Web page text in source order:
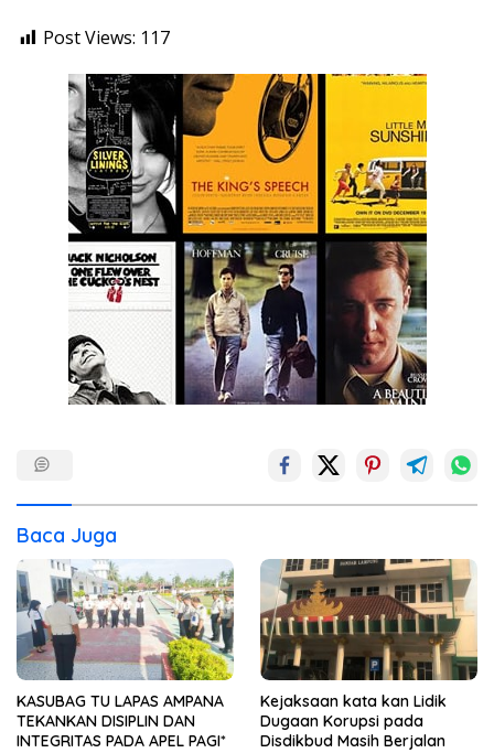
Post Views: 117
Baca Juga
KASUBAG TU LAPAS AMPANA
TEKANKAN DISIPLIN DAN
INTEGRITAS PADA APEL PAGI*
Kejaksaan kata kan Lidik
Dugaan Korupsi pada
Disdikbud Masih Berjalan